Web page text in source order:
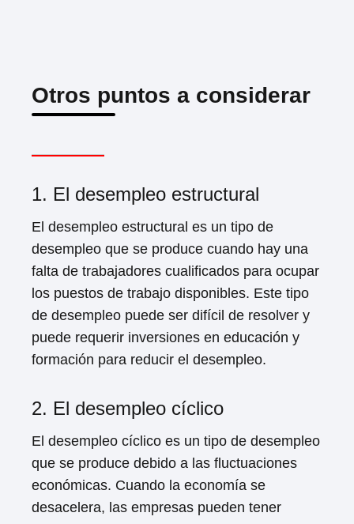
Otros puntos a considerar
1. El desempleo estructural
El desempleo estructural es un tipo de
desempleo que se produce cuando hay una
falta de trabajadores cualificados para ocupar
los puestos de trabajo disponibles. Este tipo
de desempleo puede ser difícil de resolver y
puede requerir inversiones en educación y
formación para reducir el desempleo.
2. El desempleo cíclico
El desempleo cíclico es un tipo de desempleo
que se produce debido a las fluctuaciones
económicas. Cuando la economía se
desacelera, las empresas pueden tener